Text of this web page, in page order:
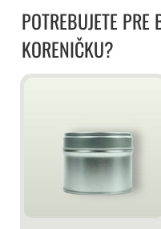
POTREBUJETE
KORENIČKU?